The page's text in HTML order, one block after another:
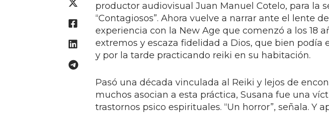
productor audiovisual Juan Manuel Cotelo, para la
“Contagiosos”. Ahora vuelve a narrar ante el lente
experiencia con la New Age que comenzó a los 18
extremos y escaza fidelidad a Dios, que bien podía
y por la tarde practicando reiki en su habitación.
Pasó una década vinculada al Reiki y lejos de
muchos asocian a esta práctica, Susana fue una
trastornos psico espirituales. “Un horror”, señala. Y